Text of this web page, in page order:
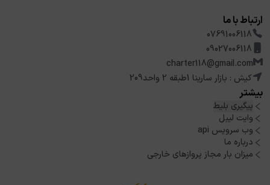
ارتباط با ما
07691006118
09027006118
charter118@gmail.com
کیش : بازار سارینا 1طبقه 2 واحد209
بیشتر
پیگیری بلیط
وایت لیبل
وب سرویس api
درباره ما
میزان بار مجاز پروازهای خارجی